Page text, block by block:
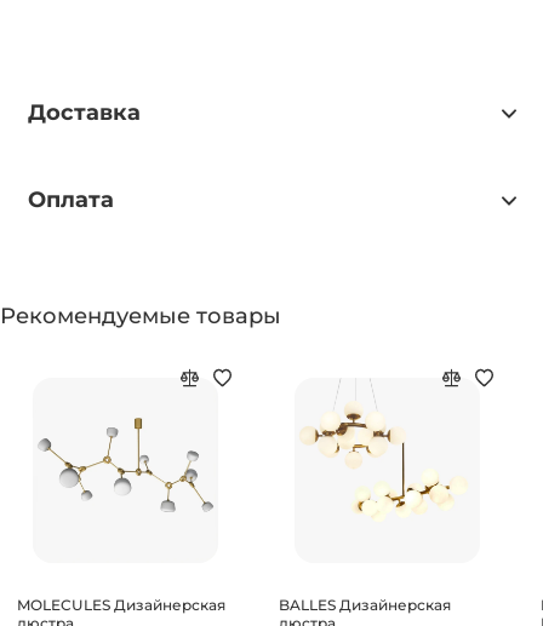
Доставка
Оплата
Рекомендуемые товары
MOLECULES Дизайнерская
BALLES Дизайнерская